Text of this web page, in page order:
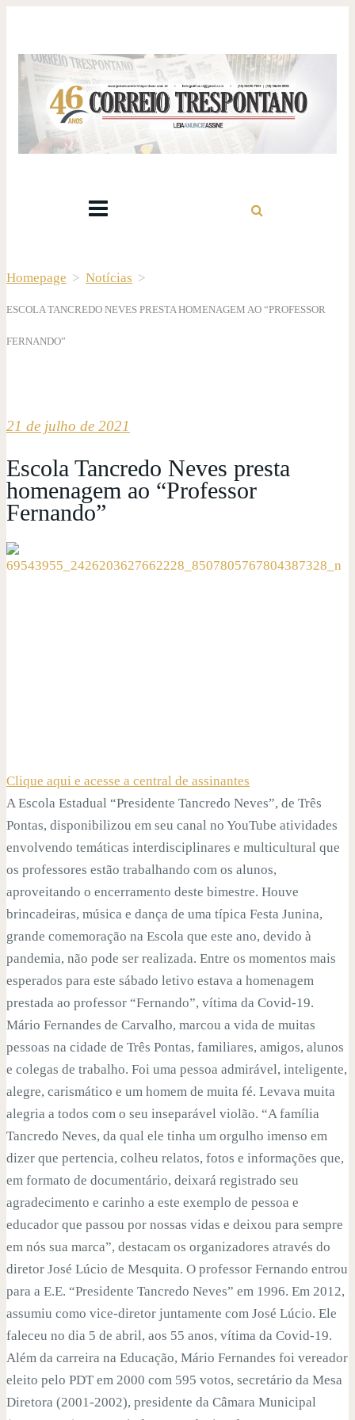
Homepage > Notícias >
ESCOLA TANCREDO NEVES PRESTA HOMENAGEM AO “PROFESSOR
FERNANDO”
21 de julho de 2021
Escola Tancredo Neves presta
homenagem ao “Professor
Fernando”
Clique aqui e acesse a central de assinantes
A Escola Estadual “Presidente Tancredo Neves”, de Três
Pontas, disponibilizou em seu canal no YouTube atividades
envolvendo temáticas interdisciplinares e multicultural que
os professores estão trabalhando com os alunos,
aproveitando o encerramento deste bimestre. Houve
brincadeiras, música e dança de uma típica Festa Junina,
grande comemoração na Escola que este ano, devido à
pandemia, não pode ser realizada. Entre os momentos mais
esperados para este sábado letivo estava a homenagem
prestada ao professor “Fernando”, vítima da Covid-19.
Mário Fernandes de Carvalho, marcou a vida de muitas
pessoas na cidade de Três Pontas, familiares, amigos, alunos
e colegas de trabalho. Foi uma pessoa admirável, inteligente,
alegre, carismático e um homem de muita fé. Levava muita
alegria a todos com o seu inseparável violão. “A família
Tancredo Neves, da qual ele tinha um orgulho imenso em
dizer que pertencia, colheu relatos, fotos e informações que,
em formato de documentário, deixará registrado seu
agradecimento e carinho a este exemplo de pessoa e
educador que passou por nossas vidas e deixou para sempre
em nós sua marca”, destacam os organizadores através do
diretor José Lúcio de Mesquita. O professor Fernando entrou
para a E.E. “Presidente Tancredo Neves” em 1996. Em 2012,
assumiu como vice-diretor juntamente com José Lúcio. Ele
faleceu no dia 5 de abril, aos 55 anos, vítima da Covid-19.
Além da carreira na Educação, Mário Fernandes foi vereador
eleito pelo PDT em 2000 com 595 votos, secretário da Mesa
Diretora (2001-2002), presidente da Câmara Municipal